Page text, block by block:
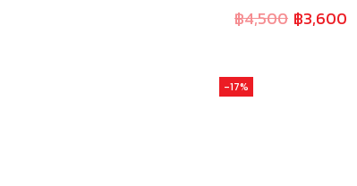
฿4,500 ฿3,600
-17%